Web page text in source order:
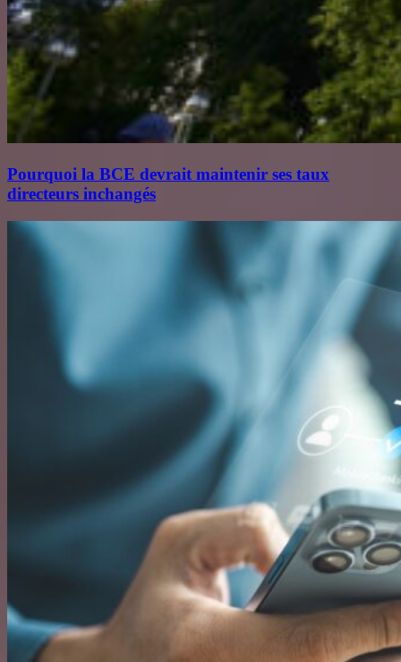
Pourquoi la BCE devrait maintenir ses taux
directeurs inchangés